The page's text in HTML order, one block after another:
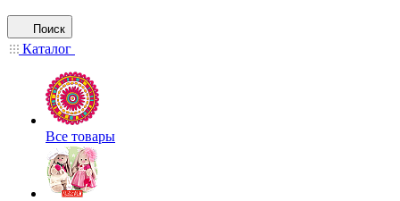
Поиск
Каталог
Все товары